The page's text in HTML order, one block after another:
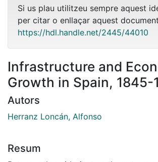
Si us plau utilitzeu sempre aquest
per citar o enllaçar aquest
https://hdl.handle.net/2445/44010
Infrastructure and
Growth in Spain, 1845-
Autors
Herranz Loncán, Alfonso
Resum